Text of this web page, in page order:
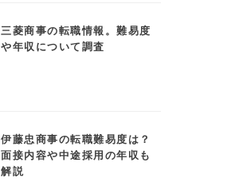
三菱商事の転職情報。難易度
や年収について調査
伊藤忠商事の転職難易度は？
面接内容や中途採用の年収も
解説